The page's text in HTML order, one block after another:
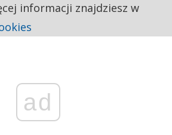
ad
informacji znajdziesz w